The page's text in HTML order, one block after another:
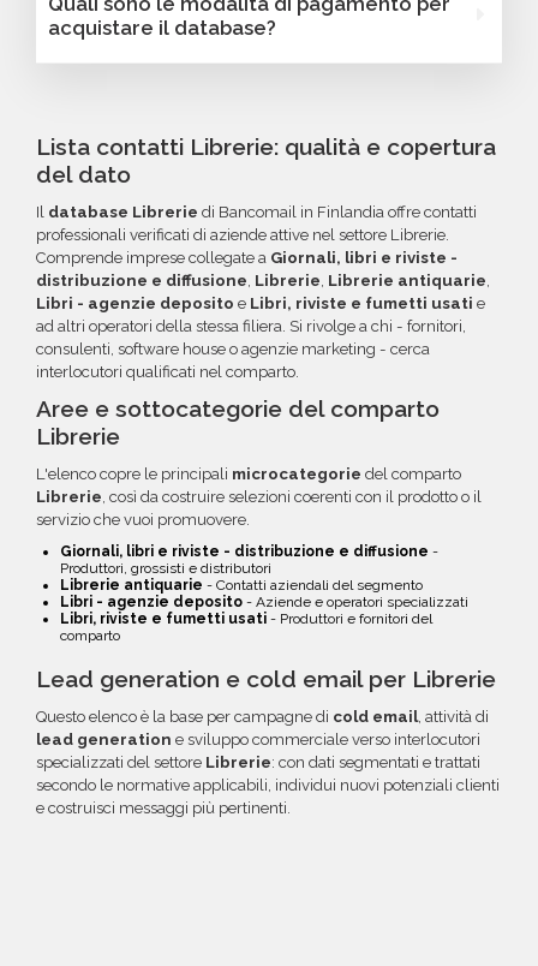
giuridica o altri criteri specifici. Se online non
trovi la configurazione che cerchi, contatta il
campagna.
database email Librerie - Finlandia. Se riscontri
indirizzi email non validi entro 60 giorni
dall'acquisto, potrai richiedere un rimborso o
inesistenti o DNS errati.
acquistare il database?
i circuiti protetti Banca Sella e PayPal. Inoltre,
per acquisti voluminosi, è possibile acquistare
maggiori informazioni su come sfruttare
questa opzione.
Lista contatti Librerie: qualità e copertura
del dato
Il database Librerie di Bancomail in Finlandia offre contatti
professionali verificati di aziende attive nel settore Librerie.
Comprende imprese collegate a Giornali, libri e riviste -
distribuzione e diffusione, Librerie, Librerie antiquarie,
Libri - agenzie deposito e Libri, riviste e fumetti usati e
ad altri operatori della stessa filiera. Si rivolge a chi - fornitori,
consulenti, software house o agenzie marketing - cerca
interlocutori qualificati nel comparto.
Aree e sottocategorie del comparto
Librerie
L'elenco copre le principali microcategorie del comparto
Librerie , così da costruire selezioni coerenti con il prodotto o il
servizio che vuoi promuovere.
Giornali, libri e riviste - distribuzione e diffusione -
Produttori, grossisti e distributori
Librerie antiquarie - Contatti aziendali del segmento
Libri - agenzie deposito - Aziende e operatori specializzati
Libri, riviste e fumetti usati - Produttori e fornitori del
comparto
Lead generation e cold email per Librerie
Questo elenco è la base per campagne di cold email, attività di
lead generation e sviluppo commerciale verso interlocutori
specializzati del settore Librerie: con dati segmentati e trattati
secondo le normative applicabili, individui nuovi potenziali clienti
e costruisci messaggi più pertinenti.